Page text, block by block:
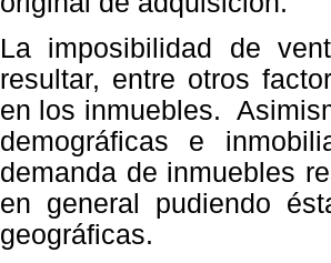
La imposibilidad de
resultar, entre otros
en los inmuebles.
demográficas e
demanda de inmuebles
en general pudiendo
geográficas.